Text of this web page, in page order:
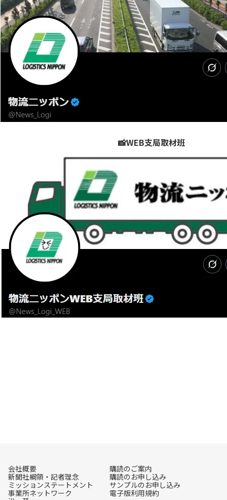
📸WEB支局取材班
会社概要
新聞社綱領・記者理念
ミッションステートメント
事業所ネットワーク
購読のご案内
購読のお申し込み
サンプルのお申し込み
電子版利用規約